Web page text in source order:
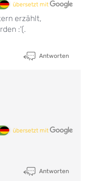
übersetzt mit
erzählt,
:'(.
Antworten
übersetzt mit
Antworten